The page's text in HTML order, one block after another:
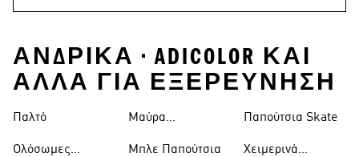
ΑΝΔΡΙΚΆ • ADICOLOR ΚΑΙ
ΑΛΛΑ ΓΙΑ ΕΞΕΡΕΥΝΗΣΗ
Παλτό
Ολόσωμες
Μαύρα
Μπλε Παπούτσια
Παπούτσια Skate
Χειμερινά